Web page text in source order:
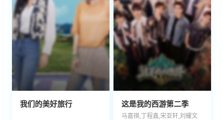
我们的美好旅行 这是我的西游第二季
马嘉祺,丁程鑫,宋亚轩,刘耀文